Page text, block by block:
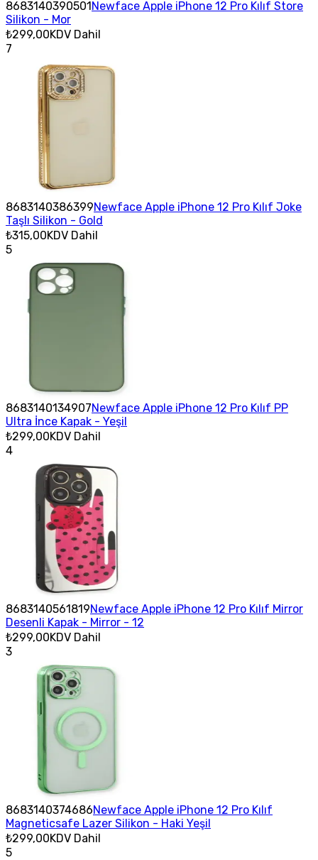
8683140390501Newface Apple iPhone 12 Pro Kılıf Store
Silikon - Mor
₺299,00KDV Dahil
7
8683140386399Newface Apple iPhone 12 Pro Kılıf Joke
Taşlı Silikon - Gold
₺315,00KDV Dahil
5
8683140134907Newface Apple iPhone 12 Pro Kılıf PP
Ultra İnce Kapak - Yeşil
₺299,00KDV Dahil
4
8683140561819Newface Apple iPhone 12 Pro Kılıf Mirror
Desenli Kapak - Mirror - 12
₺299,00KDV Dahil
3
8683140374686Newface Apple iPhone 12 Pro Kılıf
Magneticsafe Lazer Silikon - Haki Yeşil
₺299,00KDV Dahil
5